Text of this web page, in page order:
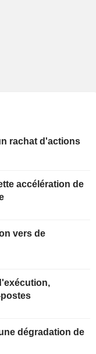
rachat d'actions
accélération de
vers de
dégradation de